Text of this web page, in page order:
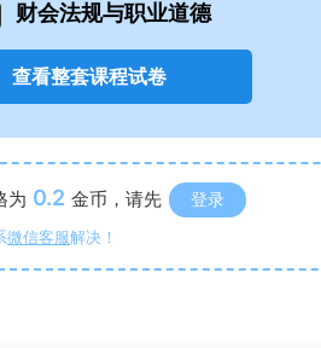
财会法规与职业道德
查看整套课程试卷
为 0.2 金币，请先 登录
微信客服解决！